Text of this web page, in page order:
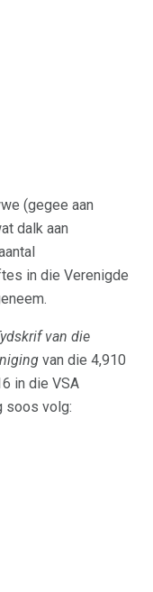
(gegee aan
dalk aan
in die Verenigde
van die
van die 4,910
in die VSA
soos volg: